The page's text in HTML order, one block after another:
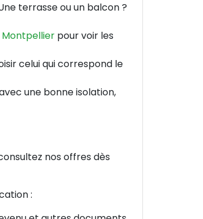
terrasse ou un balcon ?
pour voir les
celui qui correspond le
une bonne isolation,
: